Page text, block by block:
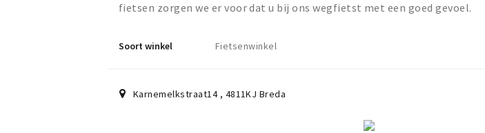
fietsen zorgen we er voor dat u bij ons wegfietst met een goed gevoel.
Soort winkel Fietsenwinkel
Karnemelkstraat14 , 4811KJ Breda